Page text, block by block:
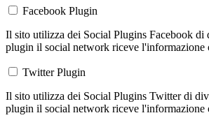
Facebook Plugin
Il sito utilizza dei Social Plugins Facebook
plugin il social network riceve l'informazione
Twitter Plugin
Il sito utilizza dei Social Plugins Twitter di
plugin il social network riceve l'informazione